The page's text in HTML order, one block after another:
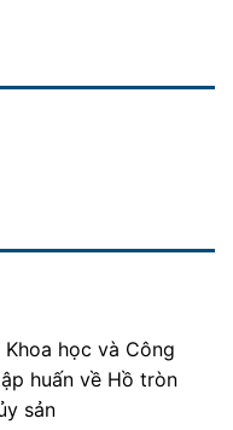
học và Công
huấn về Hồ tròn
sản